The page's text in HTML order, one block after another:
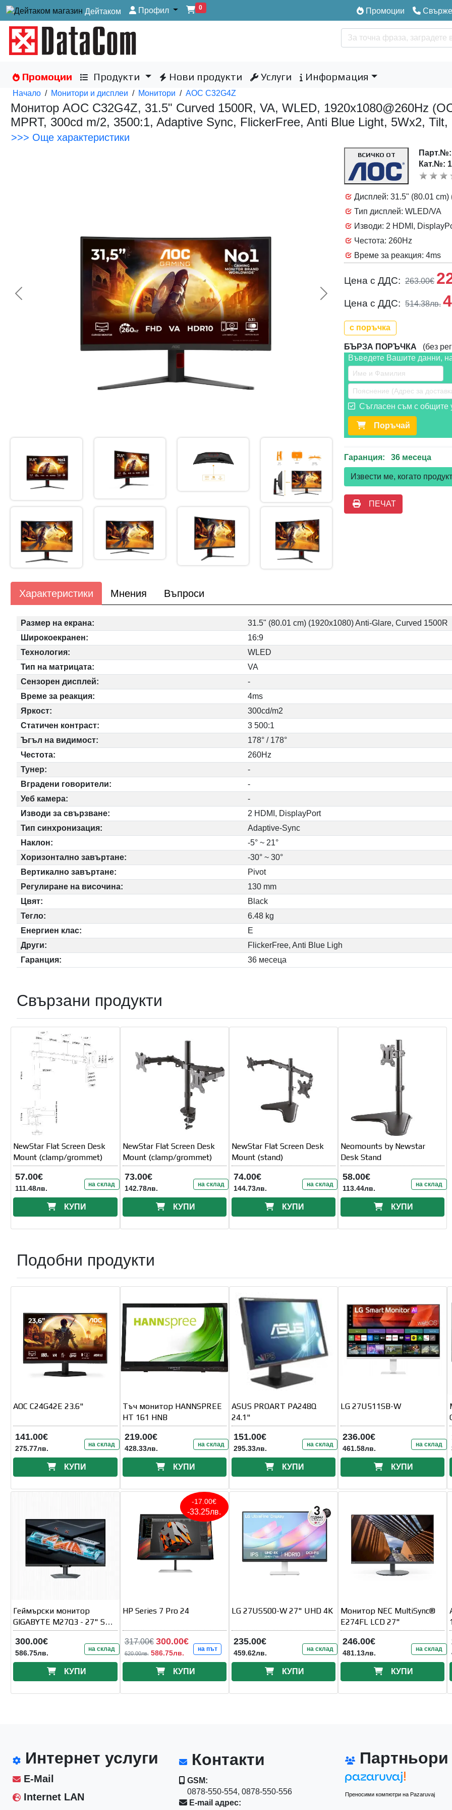
Дейтаком Профил 0 Промоции
Промоции Продукти Нови продукти Услуги Информация
Начало / Монитори и дисплеи / Монитори / AOC C32G4Z
Монитор AOC C32G4Z, 31.5" Curved 1500R, VA, WLED, 1920x1080@260Hz
MPRT, 300cd m/2, 3500:1, Adaptive Sync, FlickerFree, Anti Blue Light, 5Wx2,
>>> Още характеристики
<< Предишна Следваща >>
ВСИЧКО ОТ Парт.№:
Кат.№:
Дисплей: 31.5" (80.01
Тип дисплей: WLED/VA
Изводи: 2 HDMI,
Честота: 260Hz
Време за реакция: 4ms
Цена с ДДС: 263.00€
Цена с ДДС: 514.38лв.
с поръчка
БЪРЗА ПОРЪЧКА (без
Въведете Вашите данни,
Съгласен съм с общите
Поръчай
Гаранция: 36 месеца
Извести ме, когато
ПЕЧАТ
Характеристики Мнения Въпроси
Размер на екрана:
31.5" (80.01 cm) (1920x1080) Anti-Glare, Curved 1500R
Широкоекранен:
16:9
Технология:
WLED
Тип на матрицата:
VA
Сензорен дисплей:
-
Време за реакция:
4ms
Яркост:
300cd/m2
Статичен контраст:
3 500:1
Ъгъл на видимост:
178° / 178°
Честота:
260Hz
Тунер:
-
Вградени говорители:
-
Уеб камера:
-
Изводи за свързване:
2 HDMI, DisplayPort
Тип синхронизация:
Adaptive-Sync
Наклон:
-5° ~ 21°
Хоризонтално завъртане:
-30° ~ 30°
Вертикално завъртане:
Pivot
Регулиране на височина:
130 mm
Цвят:
Black
Тегло:
6.48 kg
Енергиен клас:
Е
Други:
FlickerFree, Anti Blue Ligh
Гаранция:
36 месеца
Свързани продукти
NewStar Flat Screen Desk
Mount (clamp/grommet)
57.00€
111.48лв. на склад
КУПИ
NewStar Flat Screen Desk
Mount (clamp/grommet)
73.00€
142.78лв. на склад
КУПИ
NewStar Flat Screen Desk
Mount (stand)
74.00€
144.73лв. на склад
КУПИ
Neomounts by Newstar
Desk Stand
58.00€
113.44лв. на склад
КУПИ
Подобни продукти
AOC C24G42E 23.6"
141.00€
275.77лв. на склад
КУПИ
Тъч монитор HANNSPREE
HT 161 HNB
219.00€
428.33лв. на склад
КУПИ
ASUS PROART PA248Q
24.1"
151.00€
295.33лв. на склад
КУПИ
LG 27U511SB-W
236.00€
461.58лв. на склад
КУПИ
Геймърски монитор
GIGABYTE M27Q3 - 27" SS
IPS
300.00€
586.75лв. на склад
КУПИ
-17.00€
-33.25лв.
HP Series 7 Pro 24
317.00€ 300.00€
620.00лв. 586.75лв. на път
КУПИ
LG 27US500-W 27" UHD 4K
235.00€
459.62лв. на склад
КУПИ
Монитор NEC MultiSync®
E274FL LCD 27"
246.00€
481.13лв. на склад
КУПИ
Интернет услуги
E-Mail
Internet LAN
Контакти
GSM:
0878-550-554, 0878-550-556
E-mail адрес:
Партньори
Преносими компютри на Pazaruvaj